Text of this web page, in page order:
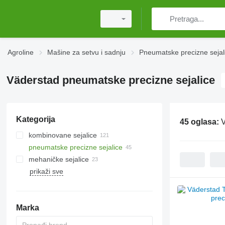
Agroline Mašinе za setvu i sadnju Pneumatske precizne
Väderstad pneumatske precizne sejalice
Kategorija
kombinovane sejalice
pneumatske precizne sejalice
mehaničke sejalice
prikaži sve
Marka
45 oglasa: